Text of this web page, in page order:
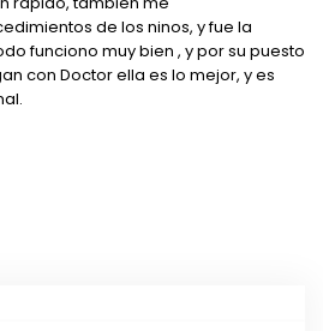
de los ninos, y fue la
funciono muy bien , y por su puesto
con Doctor ella es lo mejor, y es